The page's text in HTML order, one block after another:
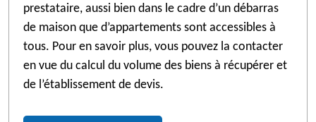
prestataire, aussi bien dans le cadre d’un débarras
de maison que d’appartements sont accessibles à
tous. Pour en savoir plus, vous pouvez la contacter
en vue du calcul du volume des biens à récupérer et
de l’établissement de devis.